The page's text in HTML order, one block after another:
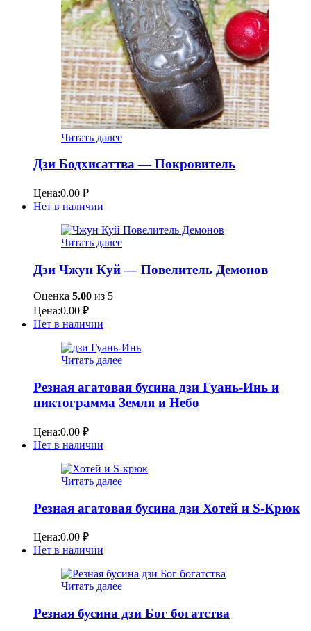
Читать далее
Дзи Бодхисаттва — Покровитель
Цена:0.00 ₽
Нет в наличии
Читать далее
Дзи Чжун Куй — Повелитель Демонов
Оценка 5.00 из 5
Цена:0.00 ₽
Нет в наличии
Читать далее
Резная агатовая бусина дзи Гуань-Инь и
пиктограмма Земля и Небо
Цена:0.00 ₽
Нет в наличии
Читать далее
Резная агатовая бусина дзи Хотей и S-Крюк
Цена:0.00 ₽
Нет в наличии
Читать далее
Резная бусина дзи Бог богатства